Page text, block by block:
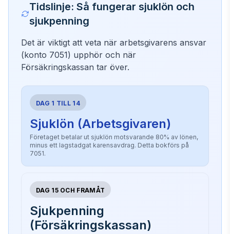
Tidslinje: Så fungerar sjuklön och
sjukpenning
Det är viktigt att veta när arbetsgivarens ansvar
(konto 7051) upphör och när
Försäkringskassan tar över.
DAG 1 TILL 14
Sjuklön (Arbetsgivaren)
Företaget betalar ut sjuklön motsvarande 80% av lönen,
minus ett lagstadgat karensavdrag. Detta bokförs på
7051.
DAG 15 OCH FRAMÅT
Sjukpenning
(Försäkringskassan)